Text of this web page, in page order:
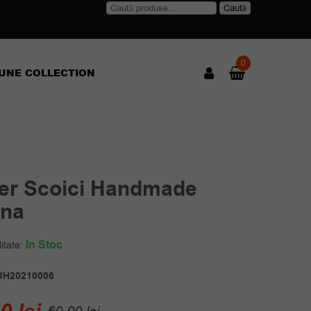
Caută
Caută
COLLECTION
0
Scoici Handmade
In Stoc